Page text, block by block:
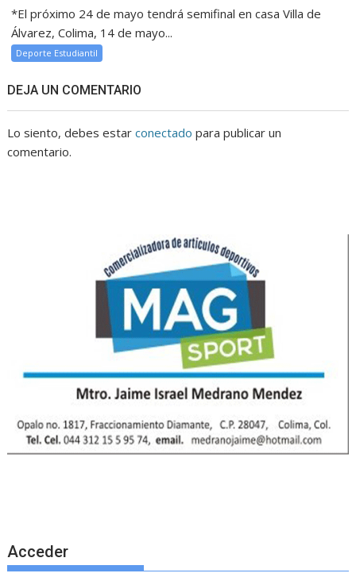
*El próximo 24 de mayo tendrá semifinal en casa Villa de
Álvarez, Colima, 14 de mayo...
Deporte Estudiantil
DEJA UN COMENTARIO
Lo siento, debes estarconectado para publicar un
comentario.
Acceder